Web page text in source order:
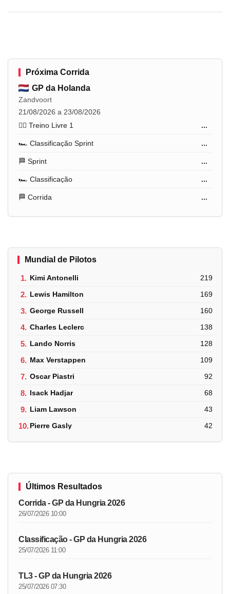
Próxima Corrida
GP da Holanda
Zandvoort
21/08/2026 a 23/08/2026
🏋️‍♂️ Treino Livre 1
...
🏎️ Classificação Sprint ...
🏁 Sprint ...
🏎️ Classificação ...
🏁 Corrida ...
Mundial de Pilotos
1. Kimi Antonelli 219
2. Lewis Hamilton 169
3. George Russell 160
4. Charles Leclerc 138
5. Lando Norris 128
6. Max Verstappen 109
7. Oscar Piastri 92
8. Isack Hadjar 68
9. Liam Lawson 43
10.Pierre Gasly 42
Últimos Resultados
Corrida - GP da Hungria 2026
26/07/2026 10:00
Classificação - GP da Hungria 2026
25/07/2026 11:00
TL3 - GP da Hungria 2026
25/07/2026 07:30